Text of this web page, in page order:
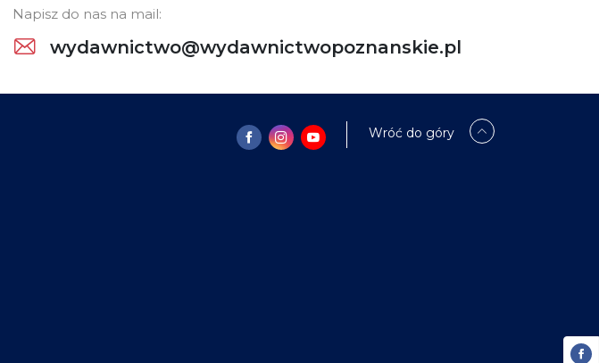
Napisz do nas na mail:
wydawnictwo@wydawnictwopoznanskie.pl
Wróć do góry